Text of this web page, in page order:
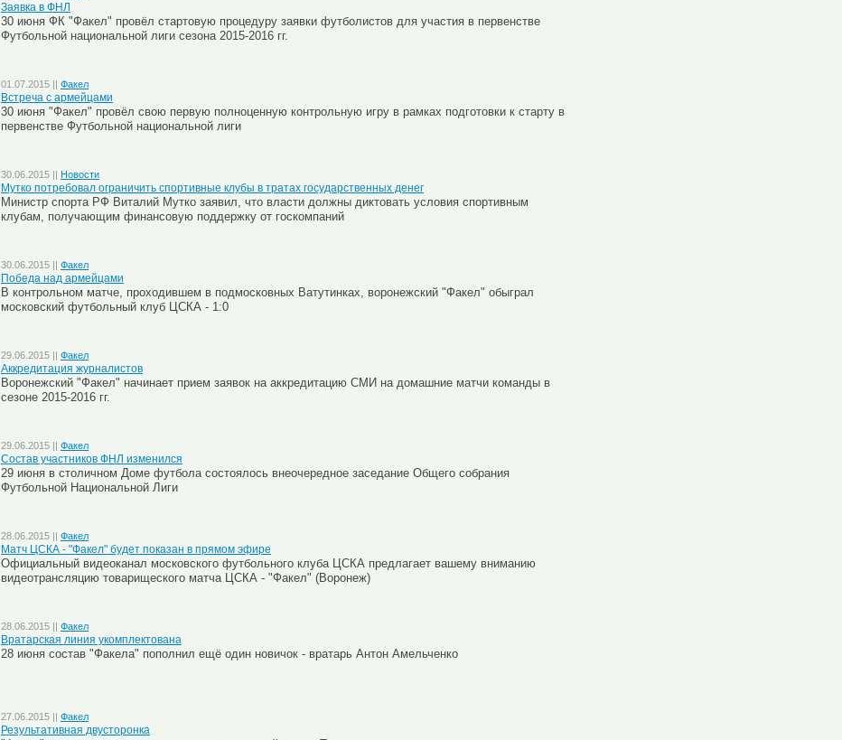
Заявка в ФНЛ
30 июня ФК "Факел" провёл стартовую процедуру заявки футболистов для участия в первенстве
Футбольной национальной лиги сезона 2015-2016 гг.
01.07.2015 || Факел
Встреча с армейцами
30 июня "Факел" провёл свою первую полноценную контрольную игру в рамках подготовки к старту в
первенстве Футбольной национальной лиги
30.06.2015 || Новости
Мутко потребовал ограничить спортивные клубы в тратах государственных денег
Министр спорта РФ Виталий Мутко заявил, что власти должны диктовать условия спортивным
клубам, получающим финансовую поддержку от госкомпаний
30.06.2015 || Факел
Победа над армейцами
В контрольном матче, проходившем в подмосковных Ватутинках, воронежский "Факел" обыграл
московский футбольный клуб ЦСКА - 1:0
29.06.2015 || Факел
Аккредитация журналистов
Воронежский "Факел" начинает прием заявок на аккредитацию СМИ на домашние матчи команды в
сезоне 2015-2016 гг.
29.06.2015 || Факел
Состав участников ФНЛ изменился
29 июня в столичном Доме футбола состоялось внеочередное заседание Общего собрания
Футбольной Национальной Лиги
28.06.2015 || Факел
Матч ЦСКА - "Факел" будет показан в прямом эфире
Официальный видеоканал московского футбольного клуба ЦСКА предлагает вашему вниманию
видеотрансляцию товарищеского матча ЦСКА - "Факел" (Воронеж)
28.06.2015 || Факел
Вратарская линия укомплектована
28 июня состав "Факела" пополнил ещё один новичок - вратарь Антон Амельченко
27.06.2015 || Факел
Результативная двусторонка